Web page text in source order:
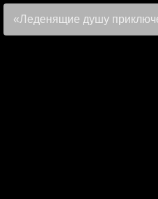
«Леденящие душу